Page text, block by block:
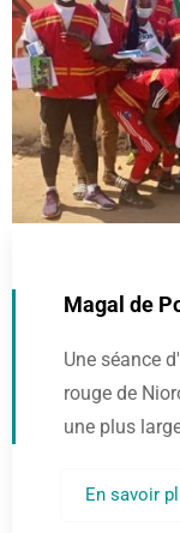
Magal de
Une séance
rouge de
une plus
En savoir